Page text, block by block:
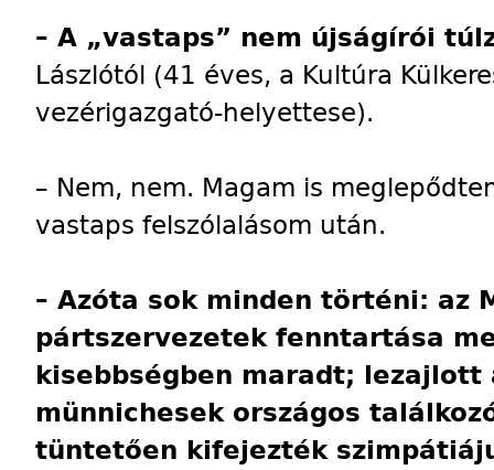
– A „vastaps” nem újságírói
Lászlótól (41 éves, a Kultúra
vezérigazgató-helyettese).
– Nem, nem. Magam is
vastaps felszólalásom után.
– Azóta sok minden történi: az
pártszervezetek fenntartása
kisebbségben maradt; lezajlott
münnichesek országos
tüntetően kifejezték